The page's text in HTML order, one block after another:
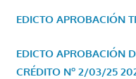
EDICTO APROBACIÓN
EDICTO APROBACIÓN
CRÉDITO Nº 2/03/25